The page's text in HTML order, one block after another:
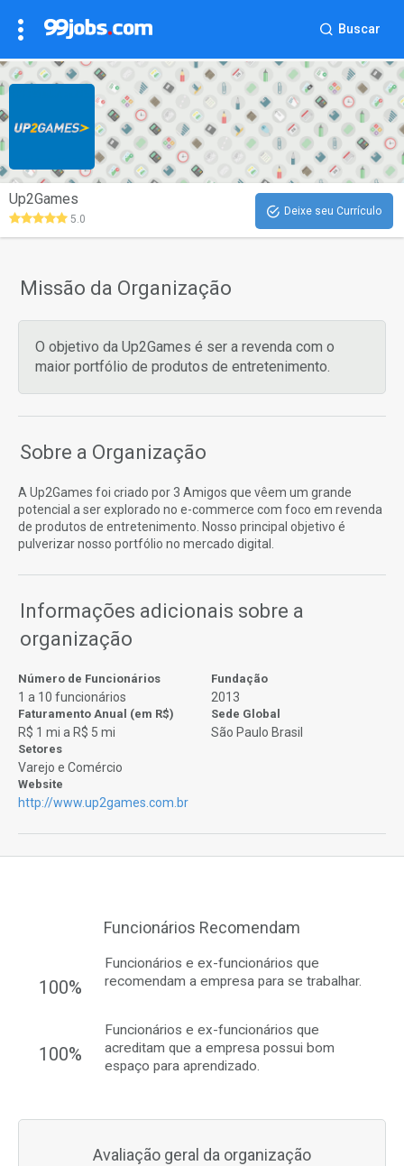
Buscar
Up2Games
5.0
Deixe seu Currículo
Missão da Organização
O objetivo da Up2Games é ser a revenda com o
maior portfólio de produtos de entretenimento.
Sobre a Organização
A Up2Games foi criado por 3 Amigos que vêem um grande
potencial a ser explorado no e-commerce com foco em revenda
de produtos de entretenimento. Nosso principal objetivo é
pulverizar nosso portfólio no mercado digital.
Informações adicionais sobre a
organização
Número de Funcionários
1 a 10 funcionários
Fundação
2013
Faturamento Anual (em R$)
R$ 1 mi a R$ 5 mi
Sede Global
São Paulo Brasil
Setores
Varejo e Comércio
Website
http://www.up2games.com.br
Funcionários Recomendam
100%
Funcionários e ex-funcionários que
recomendam a empresa para se trabalhar.
100%
Funcionários e ex-funcionários que
acreditam que a empresa possui bom
espaço para aprendizado.
Avaliação geral da organização